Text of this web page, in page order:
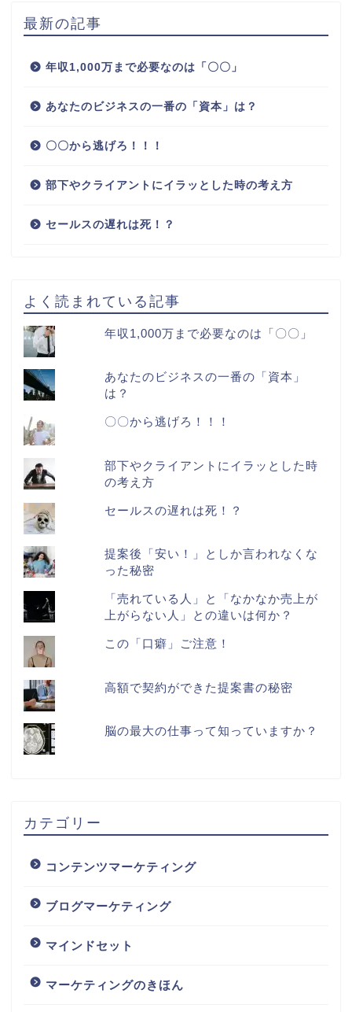
最新の記事
年収1,000万まで必要なのは「〇〇」
あなたのビジネスの一番の「資本」は？
〇〇から逃げろ！！！
部下やクライアントにイラッとした時の考え方
セールスの遅れは死！？
よく読まれている記事
年収1,000万まで必要なのは「〇〇」
あなたのビジネスの一番の「資本」
は？
〇〇から逃げろ！！！
部下やクライアントにイラッとした時
の考え方
セールスの遅れは死！？
提案後「安い！」としか言われなくな
った秘密
「売れている人」と「なかなか売上が
上がらない人」との違いは何か？
この「口癖」ご注意！
高額で契約ができた提案書の秘密
脳の最大の仕事って知っていますか？
カテゴリー
コンテンツマーケティング
ブログマーケティング
マインドセット
マーケティングのきほん